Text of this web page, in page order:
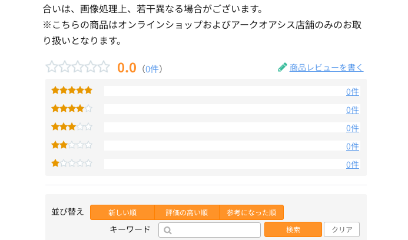
合いは、画像処理上、若干異なる場合がございます。
※こちらの商品はオンラインショップおよびアークオアシス店舗のみのお取
り扱いとなります。
0.0 （0件） 商品レビューを書く
0件
0件
0件
0件
0件
並び替え 新しい順 評価の高い順 参考になった順
キーワード 検索 クリア